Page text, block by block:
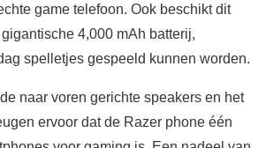
game telefoon. Ook beschikt dit
4,000 mAh batterij,
spelletjes gespeeld kunnen worden.
naar voren gerichte speakers en het
ervoor dat de Razer phone één